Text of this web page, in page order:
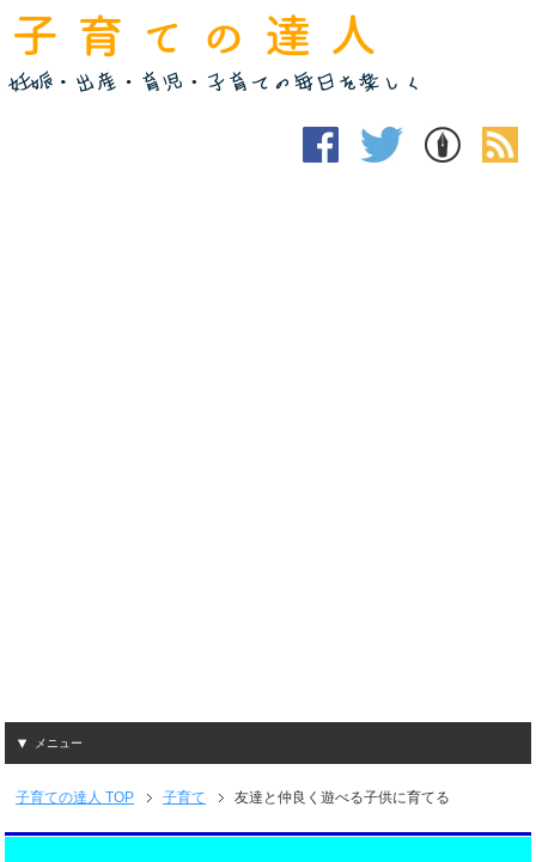
メニュー
子育ての達人 TOP 子育て 友達と仲良く遊べる子供に育てる